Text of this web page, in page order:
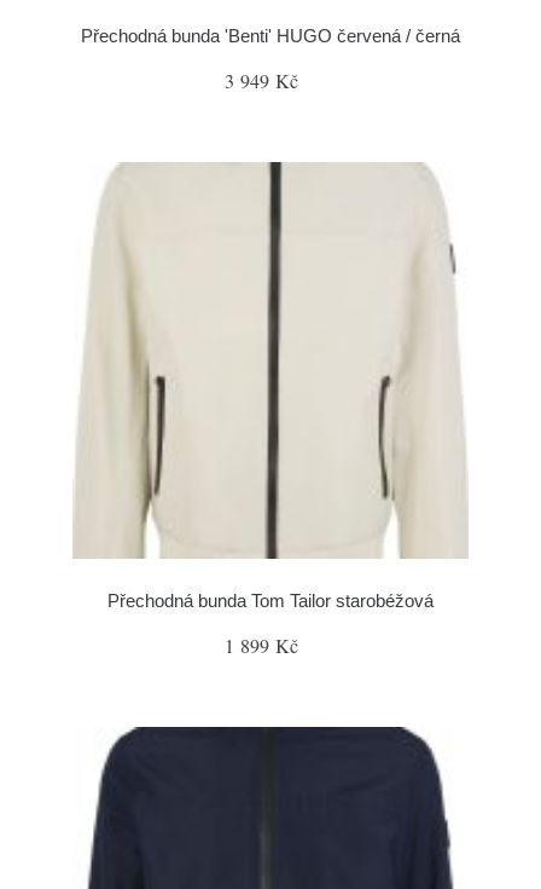
Přechodná bunda 'Benti' HUGO červená / černá
3 949 Kč
Přechodná bunda Tom Tailor starobéžová
1 899 Kč